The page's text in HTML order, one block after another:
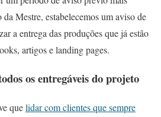
Mestre, estabelecemos um aviso de
a entrega das produções que já estão
artigos e landing pages.
os entregáveis do projeto
quelidar com clientes que sempre